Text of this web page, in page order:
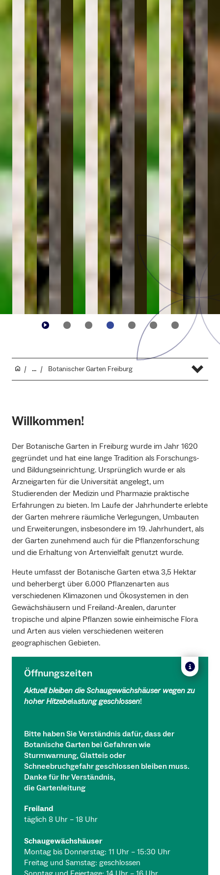
... Botanischer Garten Freiburg
Willkommen!
Der Botanische Garten in Freiburg wurde im Jahr 1620
gegründet und hat eine lange Tradition als Forschungs-
und Bildungseinrichtung. Ursprünglich wurde er als
Arzneigarten für die Universität angelegt, um
Studierenden der Medizin und Pharmazie praktische
Erfahrungen zu bieten. Im Laufe der Jahrhunderte erlebte
der Garten mehrere räumliche Verlegungen, Umbauten
und Erweiterungen, insbesondere im 19. Jahrhundert, als
der Garten zunehmend auch für die Pflanzenforschung
und die Erhaltung von Artenvielfalt genutzt wurde.
Heute umfasst der Botanische Garten etwa 3,5 Hektar
und beherbergt über 6.000 Pflanzenarten aus
verschiedenen Klimazonen und Ökosystemen in den
Gewächshäusern und Freiland-Arealen, darunter
tropische und alpine Pflanzen sowie einheimische Flora
und Arten aus vielen verschiedenen weiteren
geographischen Gebieten.
Öffnungszeiten
Aktuell bleiben die Schaugewächshäuser wegen zu
hoher Hitzebelastung geschlossen!
Bitte haben Sie Verständnis dafür, dass der
Botanische Garten bei Gefahren wie
Sturmwarnung, Glatteis oder
Schneebruchgefahr geschlossen bleiben muss.
Danke für Ihr Verständnis,
die Gartenleitung
Freiland
täglich 8 Uhr – 18 Uhr
Schaugewächshäuser
Montag bis Donnerstag: 11 Uhr – 15:30 Uhr
Freitag und Samstag: geschlossen